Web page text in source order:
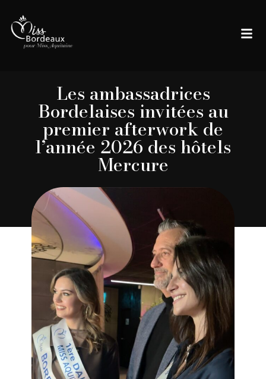
Les ambassadrices
Bordelaises invitées au
premier afterwork de
l’année 2026 des hôtels
Mercure